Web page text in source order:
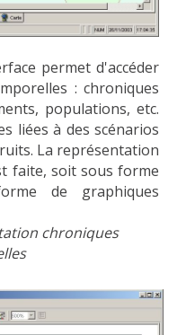
permet d'accéder
: chroniques
populations, etc.
liées à des scénarios
La représentation
faite, soit sous forme
de graphiques
chroniques